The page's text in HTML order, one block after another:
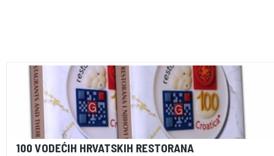
100 VODEĆIH HRVATSKIH RESTORANA